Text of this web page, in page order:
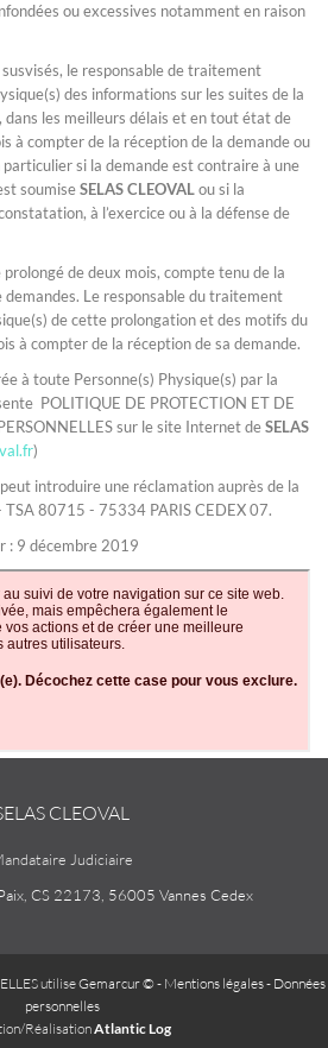
ou excessives notamment en raison
susvisés, le responsable de traitement
des informations sur les suites de la
dans les meilleurs délais et en tout état de
à compter de la réception de la demande ou
particulier si la demande est contraire à une
soumiseSELAS CLEOVALou si la
à l’exercice ou à la défense de
de deux mois, compte tenu de la
Le responsable du traitement
de cette prolongation et des motifs du
à compter de la réception de sa demande.
à toute Personne(s) Physique(s) par la
POLITIQUE DE PROTECTION ET DE
sur le site Internet deSELAS
)
introduire une réclamation auprès de la
TSA 80715 - 75334 PARIS CEDEX 07.
: 9 décembre 2019
CLEOVAL
Judiciaire
CS 22173, 56005 Vannes Cedex
utiliseGemarcur © - Mentions légales- Données
personnelles
RéalisationAtlantic Log